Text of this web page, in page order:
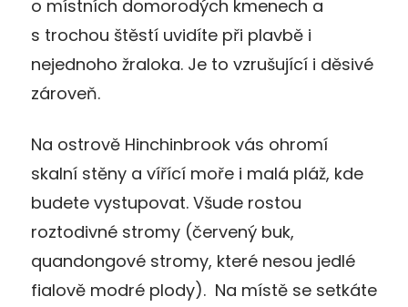
o místních domorodých kmenech a
s trochou štěstí uvidíte při plavbě i
nejednoho žraloka. Je to vzrušující i děsivé
zároveň.
Na ostrově Hinchinbrook vás ohromí
skalní stěny a vířící moře i malá pláž, kde
budete vystupovat. Všude rostou
roztodivné stromy (červený buk,
quandongové stromy, které nesou jedlé
fialově modré plody). Na místě se setkáte